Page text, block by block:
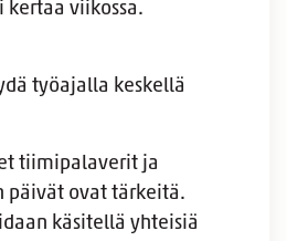
viikossa.
työajalla keskellä
tiimipalaverit ja
päivät ovat tärkeitä.
käsitellä yhteisiä